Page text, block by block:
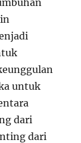
untuk
dari
dari